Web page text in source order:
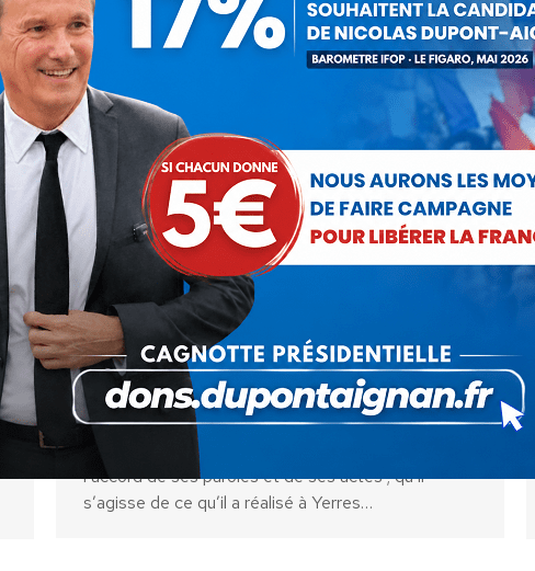
Le passé très présent du Front
National
Non classé ParDebout La France
22 octobre 2013
L’ensemble du parcours politique de Nicolas
Dupont-Aignan a toujours été déterminé par
l’accord de ses paroles et de ses actes ; qu’il
s’agisse de ce qu’il a réalisé à Yerres…